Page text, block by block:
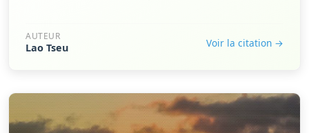
AUTEUR
Lao Tseu Voir la citation →